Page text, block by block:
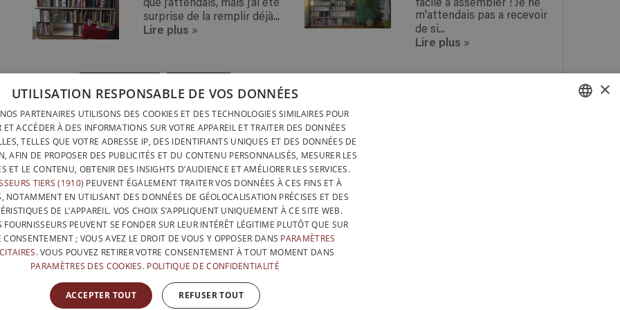
que j’attendais, mais j’ai été
surprise de la remplir déjà...
Lire plus »
facile à assembler ! Je ne
m'attendais pas a recevoir
de si...
Lire plus »
RAPIDE &
OUTILS
LIVRAISON PARTOUT EN
LIVRAISON PARTOUT EN
BELGIQUE EN 15 JOURS
SPRL/BVBA
BELGIQUE
+32 470 96 35 81
DESIGNÉ ET FABRIQUÉ INTÉGRALEMENT EN BELGIQUE
CONTACTEZ-NOUS
PROTECTION DES DONNÉES
CONDITIONS GÉNÉRALES DE VENTE
×
UTILISATION RESPONSABLE DE VOS DONNÉES
PARTENAIRES UTILISONS DES COOKIES ET DES TECHNOLOGIES SIMILAIRES POUR
ET ACCÉDER À DES INFORMATIONS SUR VOTRE APPAREIL ET TRAITER DES DONNÉES
TELLES QUE VOTRE ADRESSE IP, DES IDENTIFIANTS UNIQUES ET DES DONNÉES DE
AFIN DE PROPOSER DES PUBLICITÉS ET DU CONTENU PERSONNALISÉS, MESURER LES
ET LE CONTENU, OBTENIR DES INSIGHTS D’AUDIENCE ET AMÉLIORER LES SERVICES.
TIERS (1910) PEUVENT ÉGALEMENT TRAITER VOS DONNÉES À CES FINS ET À
NOTAMMENT EN UTILISANT DES DONNÉES DE GÉOLOCALISATION PRÉCISES ET DES
DE L’APPAREIL. VOS CHOIX S’APPLIQUENT UNIQUEMENT À CE SITE WEB.
FOURNISSEURS PEUVENT SE FONDER SUR LEUR INTÉRÊT LÉGITIME PLUTÔT QUE SUR
CONSENTEMENT ; VOUS AVEZ LE DROIT DE VOUS Y OPPOSER DANS PARAMÈTRES
. VOUS POUVEZ RETIRER VOTRE CONSENTEMENT À TOUT MOMENT DANS
PARAMÈTRES DES COOKIES. POLITIQUE DE CONFIDENTIALITÉ
ACCEPTER TOUT REFUSER TOUT